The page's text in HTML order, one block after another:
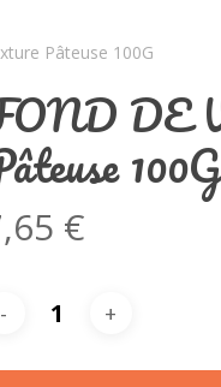
Pâteuse 100G
DE
100G
€